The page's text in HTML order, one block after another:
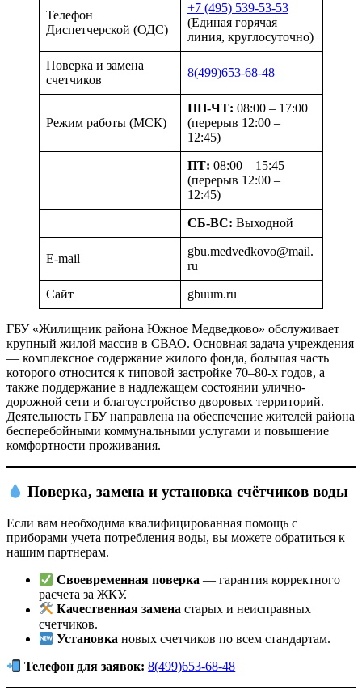
Телефон
Диспетчерской (ОДС)
+7 (495) 539-53-53
(Единая горячая
линия, круглосуточно)
Поверка и замена
счетчиков
8(499)653-68-48
Режим работы (МСК)
ПН-ЧТ: 08:00 – 17:00
(перерыв 12:00 –
12:45)
ПТ: 08:00 – 15:45
(перерыв 12:00 –
12:45)
СБ-ВС: Выходной
E-mail
gbu.medvedkovo@mail.
ru
Сайт gbuum.ru
ГБУ «Жилищник района Южное Медведково» обслуживает
крупный жилой массив в СВАО. Основная задача учреждения
— комплексное содержание жилого фонда, большая часть
которого относится к типовой застройке 70–80-х годов, а
также поддержание в надлежащем состоянии улично-
дорожной сети и благоустройство дворовых территорий.
Деятельность ГБУ направлена на обеспечение жителей района
бесперебойными коммунальными услугами и повышение
комфортности проживания.
Поверка, замена и установка счётчиков воды
Если вам необходима квалифицированная помощь с
приборами учета потребления воды, вы можете обратиться к
нашим партнерам.
Своевременная поверка — гарантия корректного
расчета за ЖКУ.
Качественная замена старых и неисправных
счетчиков.
Установка новых счетчиков по всем стандартам.
Телефон для заявок: 8(499)653-68-48